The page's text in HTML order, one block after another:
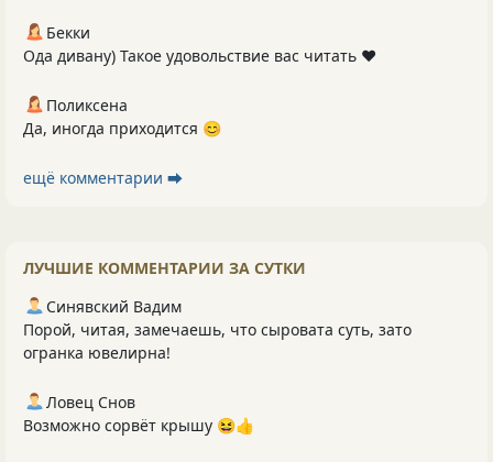
Бекки
Ода дивану) Такое удовольствие вас читать ❤️
Поликсена
Да, иногда приходится 😊
ещё комментарии ⮕
ЛУЧШИЕ КОММЕНТАРИИ ЗА СУТКИ
Синявский Вадим
Порой, читая, замечаешь, что сыровата суть, зато
огранка ювелирна!
Ловец Снов
Возможно сорвёт крышу 😆👍